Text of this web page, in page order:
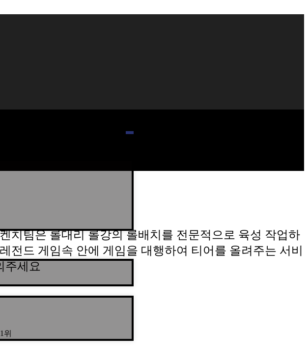
치팀은 롤대리 롤강의 롤배치를 전문적으로 육성 작업하
드 게임속 안에 게임을 대행하여 티어를 올려주는 서비
주세요
위